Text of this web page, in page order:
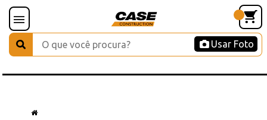
Usar Foto